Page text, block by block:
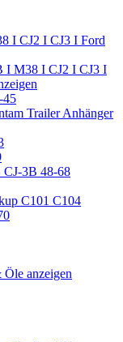
I CJ2 I CJ3 I Ford
I M38 I CJ2 I CJ3 I
45
Trailer Anhänger
3B 48-68
C101 C104
anzeigen